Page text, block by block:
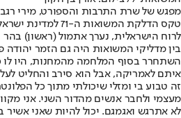
מפגש של שרת התרבות והספורט, מירי
טקס הדלקת המשואות
לרוח הישראלית, נערך אתמול (ראשון) בהר
בין מדליקי המשואות היה גם הזמר יהודה
השתחרר בסוף המלחמה מהמחנות, היו לו
איתם לאמריקה, אבל הוא סירב והחליט
זה טבוע בי ומזלי שיכולתי מתוך כל
מעצמי ולחבר אנשים מהדור השני. אני
לא אתרגש ואגמגם. יכול להיות שאני אשיר